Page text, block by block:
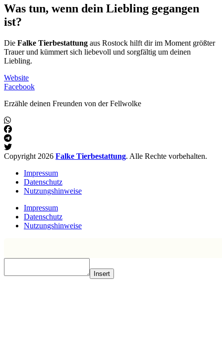
Was tun, wenn dein Liebling gegangen
ist?
Die Falke Tierbestattung aus Rostock hilft dir im Moment größter
Trauer und kümmert sich liebevoll und sorgfältig um deinen
Liebling.
Website
Facebook
Erzähle deinen Freunden von der Fellwolke
Copyright 2026 Falke Tierbestattung. Alle Rechte vorbehalten.
Impressum
Datenschutz
Nutzungshinweise
Impressum
Datenschutz
Nutzungshinweise
Insert